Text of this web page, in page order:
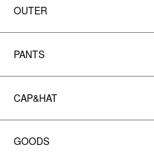
OUTER
PANTS
CAP&HAT
GOODS